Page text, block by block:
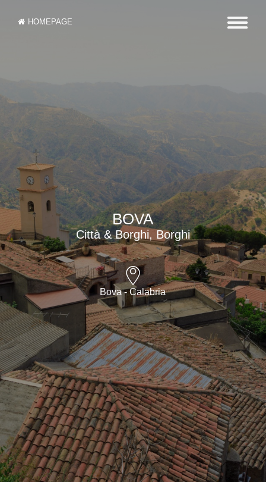
HOMEPAGE
BOVA
Città & Borghi, Borghi
Bova - Calabria